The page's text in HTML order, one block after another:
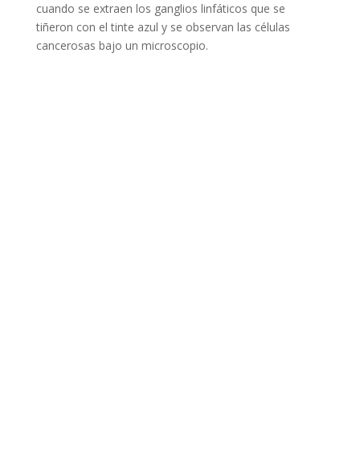
cuando se extraen los ganglios linfáticos que se
tiñeron con el tinte azul y se observan las células
cancerosas bajo un microscopio.